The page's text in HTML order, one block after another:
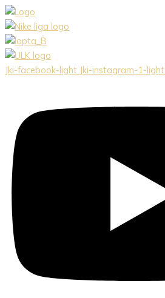
Preskočiť
na
obsah
Jki-facebook-light Jki-instagram-1-light